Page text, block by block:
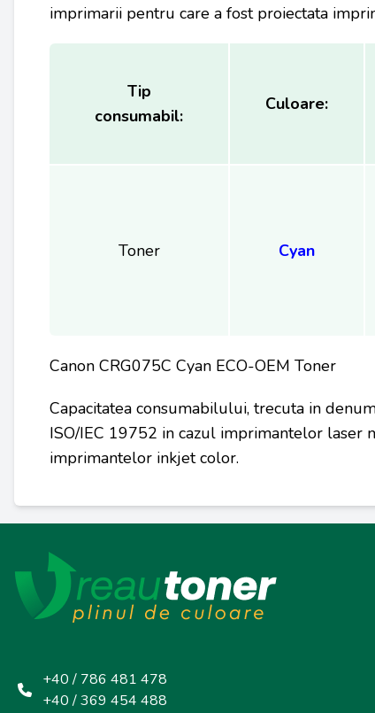
imprimarii pentru care a fost proiectata
Tip
consumabil:
Culoare:
Toner Cyan
Canon CRG075C Cyan ECO-OEM Toner
Capacitatea consumabilului, trecuta in
ISO/IEC 19752 in cazul imprimantelor laser
imprimantelor inkjet color.
+40 / 786 481 478
+40 / 369 454 488